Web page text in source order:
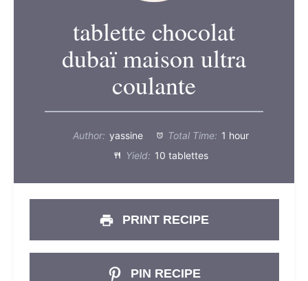
tablette chocolat
dubaï maison ultra
coulante
Author: yassine Total Time: 1 hour
Yield: 10 tablettes
PRINT RECIPE
PIN RECIPE